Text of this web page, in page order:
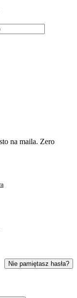
na maila. Zero
Nie pamiętasz hasła?